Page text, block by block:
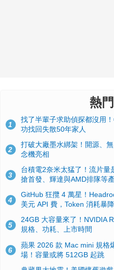
熱
1
找了半輩子求助偵探都沒用
功找回失散50年家人
2
打破大廠墨水綁架！開源、
念機亮相
3
台積電2奈米太猛了！流片
搶首發、輝達與AMD排隊等
4
GitHub 狂攬 4 萬星！
美元 API 費，Token 消耗暴
5
24GB 大容量來了！NVIDIA
規格、功耗、上市時間
6
蘋果 2026 款 Mac mini 規格
場！容量或將 512GB 起跳